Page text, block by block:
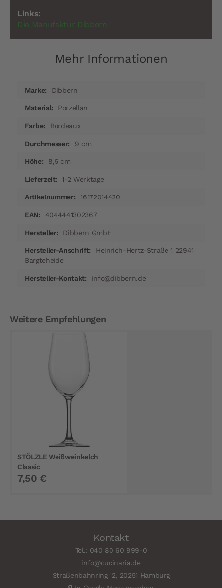
Links:
Die Manufaktur Dibbern
Mehr Informationen
InformationenDibbern
Porzellan
Bordeaux
9 cm
8,5 cm
1-2 Werktage
16172014420
4044441302367
Dibbern GmbH
Heinrich-Hertz-Straße 1 22941
Bargteheide
info@dibbern.de
Weitere Empfehlungen
STÖLZLE Weißweinkelch
Classic
7,50 €
Kontakt
Tel.: 040 80 60 999-0
info@cucinaria.de
Straßenbahnring 12, 20251 Hamburg